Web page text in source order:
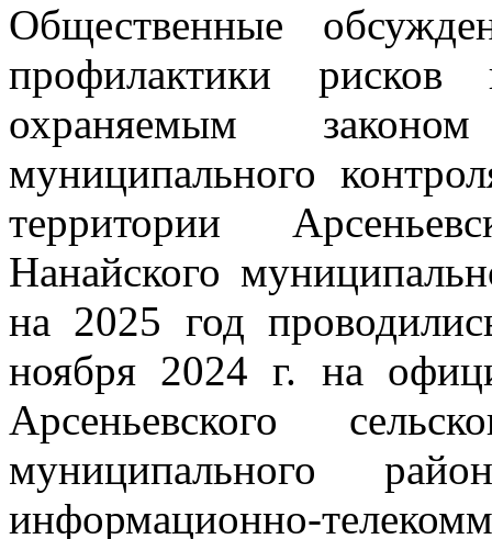
Общественные
профилактики
охраняемым
муниципального
территории
Нанайского
на 2025 год
ноября 2024 г. на
Арсеньевского
муниципального
информационно-